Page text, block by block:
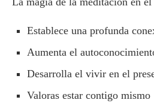
Establece una profunda
Aumenta el
Desarrolla el vivir en el
Valoras estar contigo mismo